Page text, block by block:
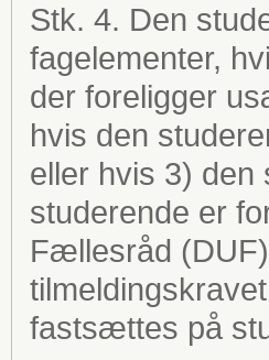
Stk. 4. Den
fagelementer,
der foreligger
hvis den
eller hvis 3)
studerende er
Fællesråd
fastsættes på